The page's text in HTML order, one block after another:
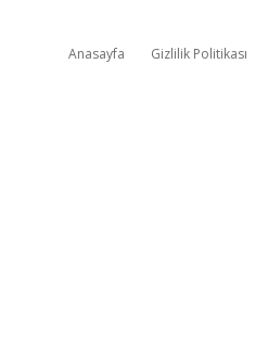
Anasayfa Gizlilik Politikası